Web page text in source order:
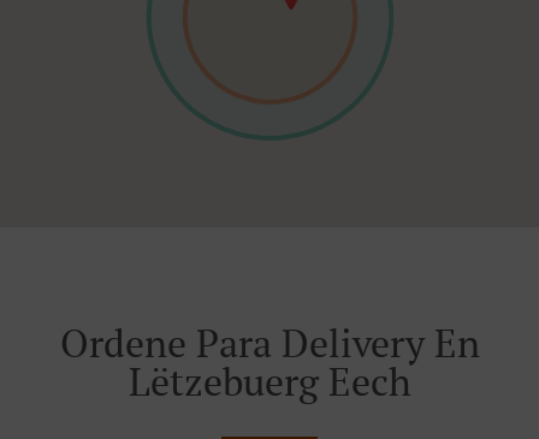
Ordene Para Delivery En
Lëtzebuerg Eech